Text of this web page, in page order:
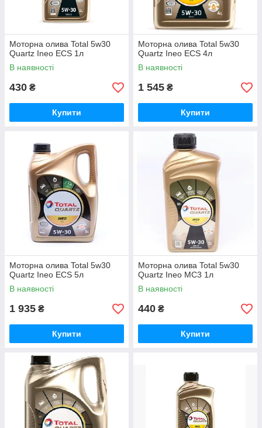
Моторна олива Total 5w30
Quartz Ineo ECS 1л
В наявності
430 ₴
Купити
Моторна олива Total 5w30
Quartz Ineo ECS 4л
В наявності
1 545 ₴
Купити
Моторна олива Total 5w30
Quartz Ineo ECS 5л
В наявності
1 935 ₴
Купити
Моторна олива Total 5w30
Quartz Ineo MC3 1л
В наявності
440 ₴
Купити